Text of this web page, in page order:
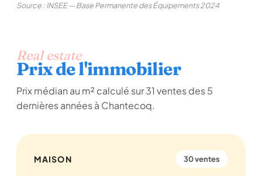
Source : INSEE — Base Permanente des Équipements 2024
Real estate
Prix de l'immobilier
Prix médian au m² calculé sur 31 ventes des 5
dernières années à Chantecoq.
MAISON 30 ventes